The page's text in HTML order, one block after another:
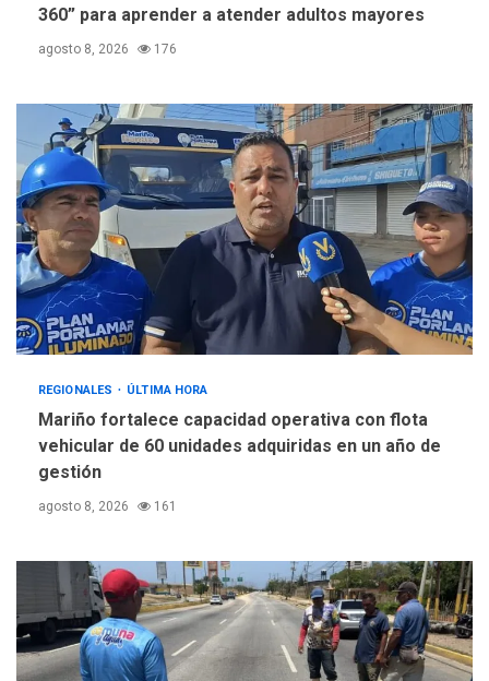
360” para aprender a atender adultos mayores
agosto 8, 2026 176
REGIONALES ÚLTIMA HORA
Mariño fortalece capacidad operativa con flota
vehicular de 60 unidades adquiridas en un año de
gestión
agosto 8, 2026 161